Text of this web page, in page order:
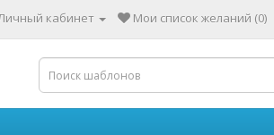
кабинет Мои список желаний (0)